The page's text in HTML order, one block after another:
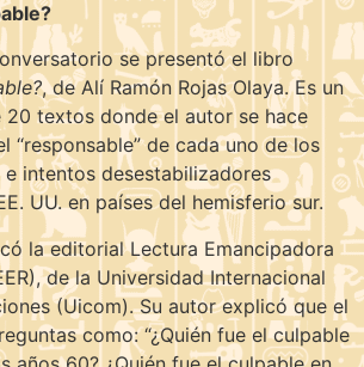
se presentó el libro
, de Alí Ramón Rojas Olaya. Es un
20 textos donde el autor se hace
“responsable” de cada uno de los
intentos desestabilizadores
UU. en países del hemisferio sur.
la editorial Lectura Emancipadora
de la Universidad Internacional
(Uicom). Su autor explicó que el
como: “¿Quién fue el culpable